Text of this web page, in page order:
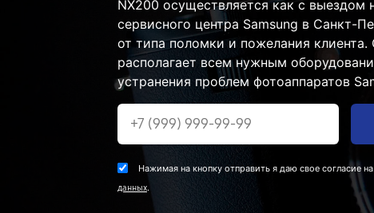
NX200 осуществляется как с выездом
сервисного центра Samsung в Санкт-
от типа поломки и пожелания
располагает всем нужным
устранения проблем фотоаппаратов
Нажимая на кнопку отправить я даю свое согласие
данных.